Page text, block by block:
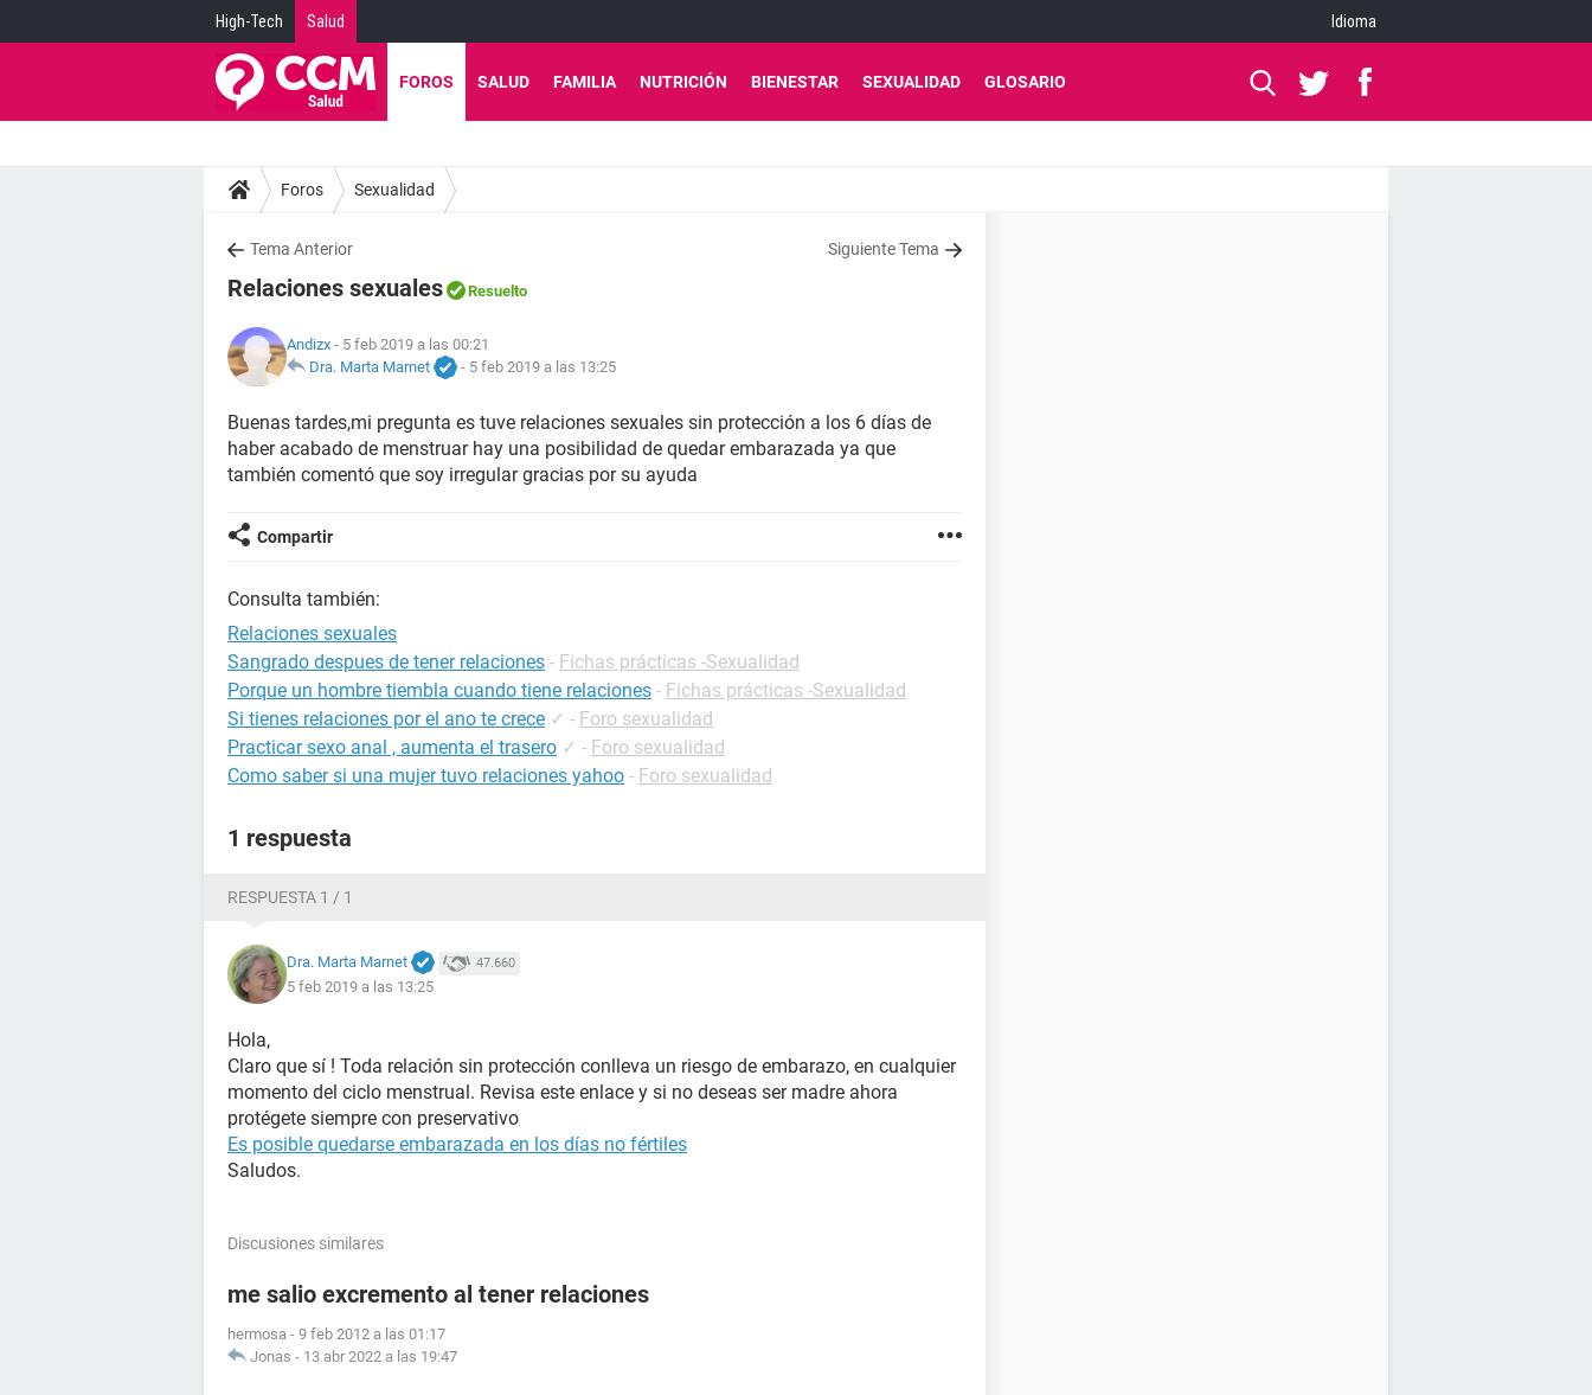
High-Tech Salud Idioma
FOROS SALUD FAMILIA NUTRICIÓN BIENESTAR SEXUALIDAD GLOSARIO
Foros Sexualidad
Tema Anterior Siguiente Tema
Relaciones sexuales Resuelto
Andizx - 5 feb 2019 a las 00:21
Dra. Marta Marnet
- 5 feb 2019 a las 13:25
Buenas tardes,mi pregunta es tuve relaciones sexuales sin protección a los 6 días de
haber acabado de menstruar hay una posibilidad de quedar embarazada ya que
también comentó que soy irregular gracias por su ayuda
Compartir
Consulta también:
Relaciones sexuales
Sangrado despues de tener relaciones - Fichas prácticas -Sexualidad
Porque un hombre tiembla cuando tiene relaciones - Fichas prácticas -Sexualidad
Si tienes relaciones por el ano te crece ✓ - Foro sexualidad
Practicar sexo anal , aumenta el trasero ✓ - Foro sexualidad
Como saber si una mujer tuvo relaciones yahoo - Foro sexualidad
1 respuesta
RESPUESTA 1 / 1
Dra. Marta Marnet 47.660
5 feb 2019 a las 13:25
Hola,
Claro que sí ! Toda relación sin protección conlleva un riesgo de embarazo, en cualquier
momento del ciclo menstrual. Revisa este enlace y si no deseas ser madre ahora
protégete siempre con preservativo
Es posible quedarse embarazada en los días no fértiles
Saludos.
Discusiones similares
me salio excremento al tener relaciones
hermosa - 9 feb 2012 a las 01:17
Jonas - 13 abr 2022 a las 19:47